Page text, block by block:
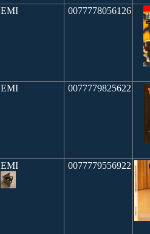
EMI 0077778056126
EMI 0077779825622
EMI 0077779556922